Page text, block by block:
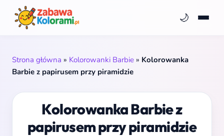
🌙
Strona główna » Kolorowanki Barbie » Kolorowanka
Barbie z papirusem przy piramidzie
Kolorowanka Barbie z
papirusem przy piramidzie